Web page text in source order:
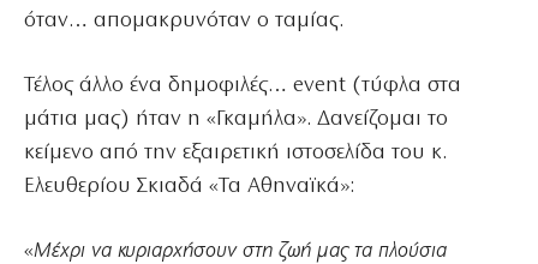
όταν… απομακρυνόταν ο ταμίας.
Τέλος άλλο ένα δημοφιλές… event (τύφλα στα
μάτια μας) ήταν η «Γκαμήλα». Δανείζομαι το
κείμενο από την εξαιρετική ιστοσελίδα του κ.
Ελευθερίου Σκιαδά «Τα Αθηναϊκά»:
«Μέχρι να κυριαρχήσουν στη ζωή μας τα πλούσια